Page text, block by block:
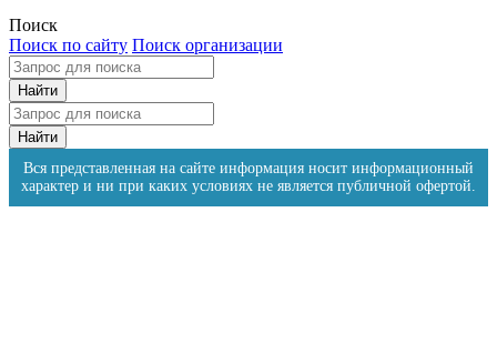
Поиск
Поиск по сайту Поиск организации
Вся представленная на сайте информация носит информационный
характер и ни при каких условиях не является публичной офертой.